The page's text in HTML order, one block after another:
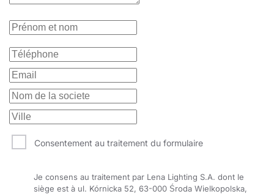
Consentement au traitement du formulaire
Je consens au traitement par Lena Lighting S.A. dont le
siège est à ul. Kórnicka 52, 63-000 Środa Wielkopolska,